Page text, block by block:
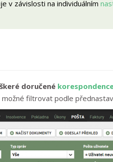
v závislosti na individuálním
doručené
filtrovat podle